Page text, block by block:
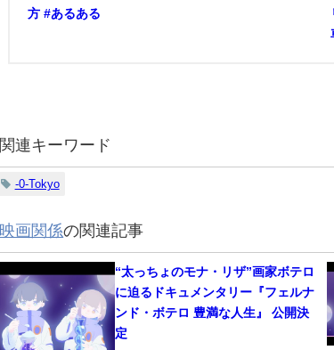
方 #あるある
関連キーワード
-0-Tokyo
映画関係の関連記事
“太っちょのモナ・リザ”画家ボテロ
に迫るドキュメンタリー『フェルナ
ンド・ボテロ 豊満な人生』 公開決
定